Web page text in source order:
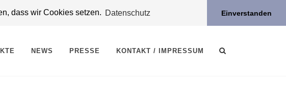
dass wir Cookies setzen. Datenschutz Einverstanden
NEWS PRESSE KONTAKT / IMPRESSUM